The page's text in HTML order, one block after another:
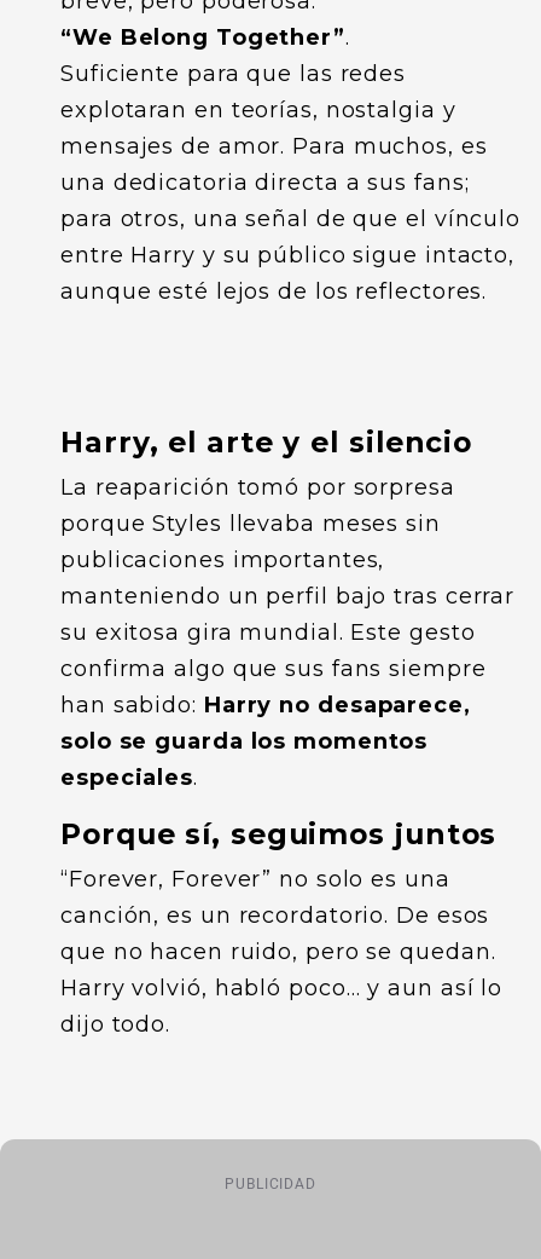
“We Belong Together”.
Suficiente para que las redes
explotaran en teorías, nostalgia y
mensajes de amor. Para muchos, es
una dedicatoria directa a sus fans;
para otros, una señal de que el vínculo
entre Harry y su público sigue intacto,
aunque esté lejos de los reflectores.
Harry, el arte y el silencio
La reaparición tomó por sorpresa
porque Styles llevaba meses sin
publicaciones importantes,
manteniendo un perfil bajo tras cerrar
su exitosa gira mundial. Este gesto
confirma algo que sus fans siempre
han sabido: Harry no desaparece,
solo se guarda los momentos
especiales.
Porque sí, seguimos juntos
“Forever, Forever” no solo es una
canción, es un recordatorio. De esos
que no hacen ruido, pero se quedan.
Harry volvió, habló poco… y aun así lo
dijo todo.
PUBLICIDAD